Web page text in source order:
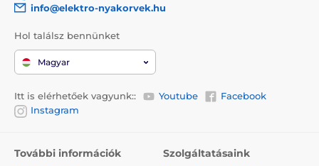
info@elektro-nyakorvek.hu
Hol találsz bennünket
Magyar
Itt is elérhetőek vagyunk:: Youtube
Facebook
Instagram
További információk Szolgáltatásaink